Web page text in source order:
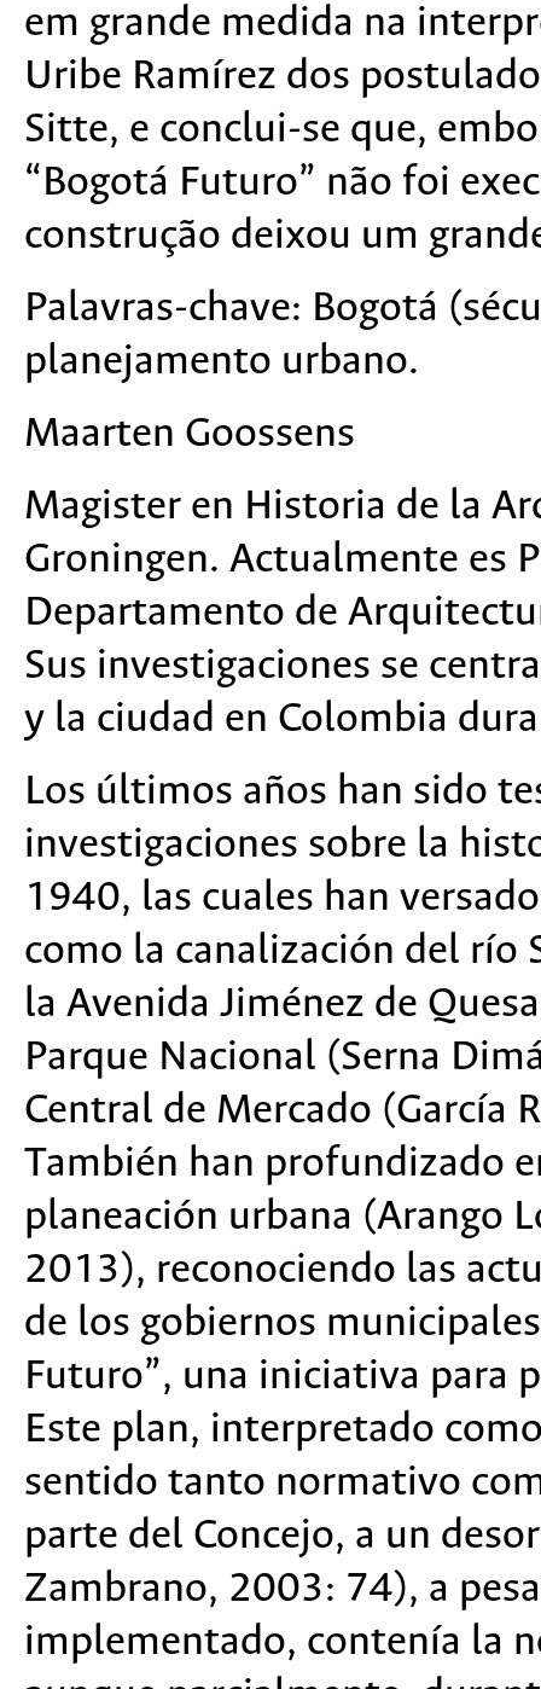
em grande medida na
Uribe Ramírez dos
Sitte, e conclui-se que,
“Bogotá Futuro” não foi
construção deixou um
Palavras-chave: Bogotá (s
planejamento urbano.
Maarten Goossens
Magister en Historia de la
Groningen. Actualmente es
Departamento de
Sus investigaciones se
y la ciudad en Colombia
Los últimos años han sido
investigaciones sobre la
1940, las cuales han
como la canalización del río
la Avenida Jiménez de
Parque Nacional (Serna
Central de Mercado (García
También han profundizado
planeación urbana (Arango
2013), reconociendo las
de los gobiernos
Futuro”, una iniciativa para
Este plan, interpretado
sentido tanto normativo
parte del Concejo, a un
Zambrano, 2003: 74), a
implementado, contenía la